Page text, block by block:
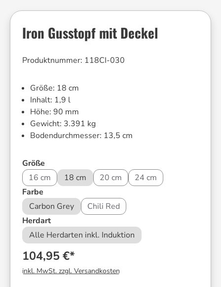
Iron Gusstopf mit Deckel
Produktnummer: 118CI-030
Größe: 18 cm
Inhalt: 1,9 l
Höhe: 90 mm
Gewicht: 3.391 kg
Bodendurchmesser: 13,5 cm
Größe
16 cm
18 cm 20 cm
24 cm
Farbe
Carbon Grey
Chili Red
Herdartauswählen
Alle Herdarten inkl. Induktion
104,95 €*
inkl. MwSt. zzgl. Versandkosten